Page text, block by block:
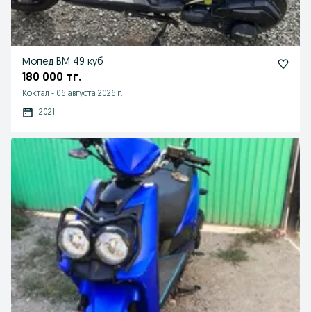
Мопед BM 49 куб
180 000 тг.
Коктал - 06 августа 2026 г.
2021